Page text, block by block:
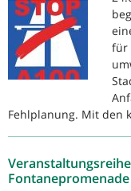
für
Fehlplanung. Mit den